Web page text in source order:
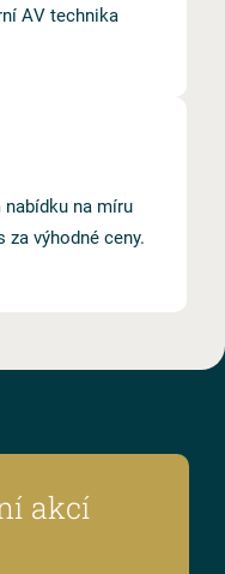
AV technika
nabídku na míru
výhodné ceny.
akcí